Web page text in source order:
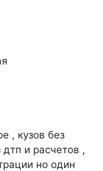
, кузов без
дтп и расчетов ,
но один